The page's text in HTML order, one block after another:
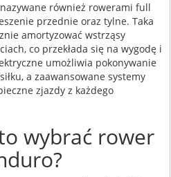
również rowerami full
przednie oraz tylne. Taka
amortyzować wstrząsy
co przekłada się na wygodę i
umożliwia pokonywanie
a zaawansowane systemy
zjazdy z każdego
wybrać rower